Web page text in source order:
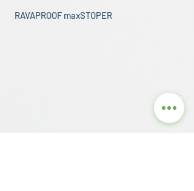
RAVAPROOF maxSTOPER